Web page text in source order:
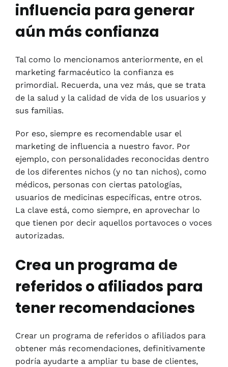
influencia para generar
aún más confianza
Tal como lo mencionamos anteriormente, en el
marketing farmacéutico la confianza es
primordial. Recuerda, una vez más, que se trata
de la salud y la calidad de vida de los usuarios y
sus familias.
Por eso, siempre es recomendable usar el
marketing de influencia a nuestro favor. Por
ejemplo, con personalidades reconocidas dentro
de los diferentes nichos (y no tan nichos), como
médicos, personas con ciertas patologías,
usuarios de medicinas específicas, entre otros.
La clave está, como siempre, en aprovechar lo
que tienen por decir aquellos portavoces o voces
autorizadas.
Crea un programa de
referidos o afiliados para
tener recomendaciones
Crear un programa de referidos o afiliados para
obtener más recomendaciones, definitivamente
podría ayudarte a ampliar tu base de clientes,